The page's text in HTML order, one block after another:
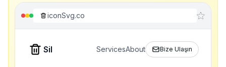
iconSvg.co
Sil ServicesAbout Bize Ulaşın